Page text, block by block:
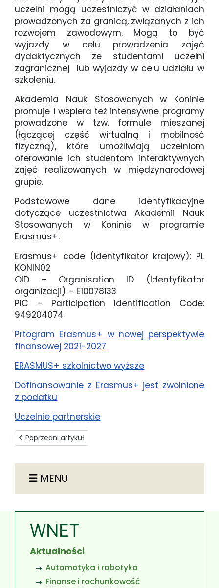
MENU
uczelni mogą uczestniczyć w działaniach
prowadzonych za granicą, związanych z ich
rozwojem zawodowym. Mogą to być
wyjazdy w celu prowadzenia zajęć
dydaktycznych ze studentami uczelni
zagranicznej lub wyjazdy w celu udziału w
szkoleniu.
Akademia Nauk Stosowanych w Koninie
promuje i wspiera też intensywne programy
prowadzone w tzw. formule mieszanej
(łączącej część wirtualną i mobilność
fizyczną), które umożliwiają uczelniom
oferowanie ich studentom interaktywnych
zajęć realizowanych w międzynarodowej
grupie.
Podstawowe dane identyfikacyjne
dotyczące uczestnictwa Akademii Nauk
Stosowanych w Koninie w programie
Erasmus+:
Erasmus+ code (Identyfikator krajowy): PL
KONIN02
OID – Organisation ID (Identyfikator
organizacji) – E10078133
PIC – Participation Identification Code:
949204074
Prtogram Erasmus+ w nowej perspektywie
finansowej 2021-2027
ERASMUS+ szkolnictwo wyższe
Dofinansowanie z Erasmus+ jest zwolnione
z podatku
Uczelnie partnerskie
Poprzedni artykuł: Informacje ogólne
Poprzedni artykuł
WNET
Aktualności
Automatyka i robotyka
Finanse i rachunkowość